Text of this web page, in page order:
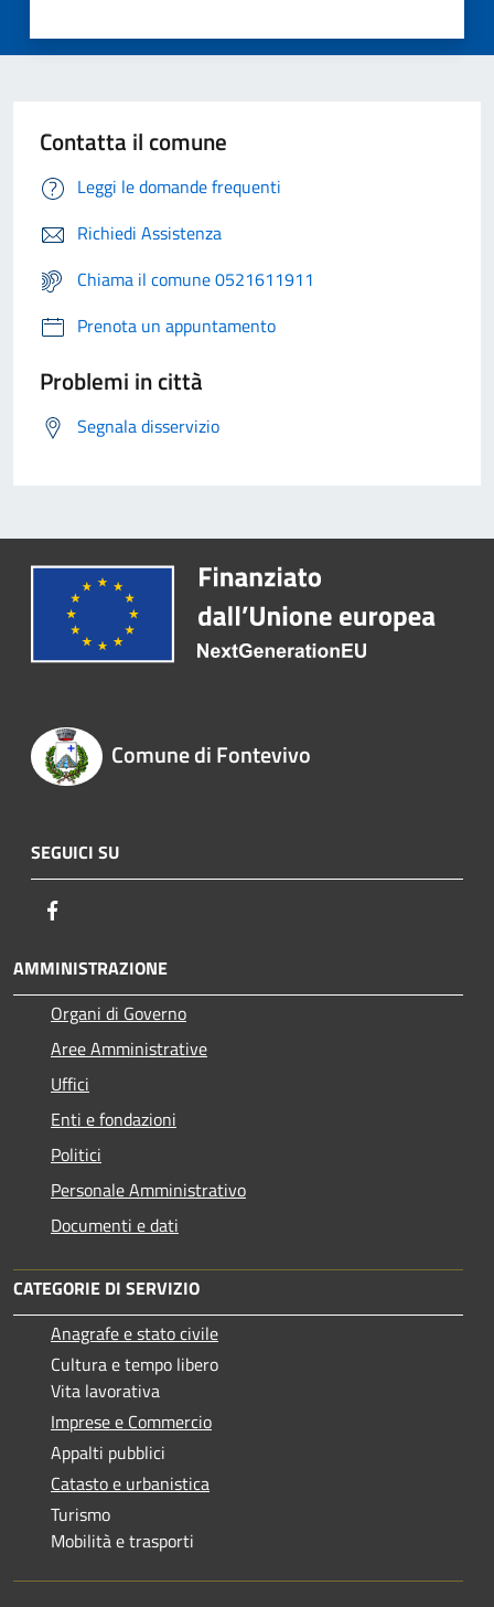
Contatta il comune
Leggi le domande frequenti
Richiedi Assistenza
Chiama il comune 0521611911
Prenota un appuntamento
Problemi in città
Segnala disservizio
Comune di Fontevivo
SEGUICI SU
AMMINISTRAZIONE
Organi di Governo
Aree Amministrative
Uffici
Enti e fondazioni
Politici
Personale Amministrativo
Documenti e dati
CATEGORIE DI SERVIZIO
Anagrafe e stato civile
Cultura e tempo libero
Vita lavorativa
Imprese e Commercio
Appalti pubblici
Catasto e urbanistica
Turismo
Mobilità e trasporti